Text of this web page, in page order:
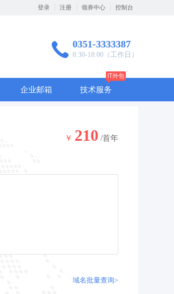
登录 注册 领券中心 控制台
0351-3333387
8:30-18:00（工作日）
企业邮箱 技术服务
IT外包
￥ 210 /首年
域名批量查询>